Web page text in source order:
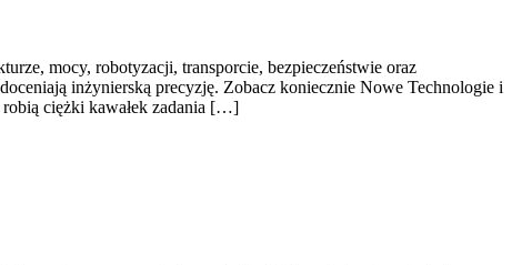
mocy, robotyzacji, transporcie, bezpieczeństwie oraz
inżynierską precyzję. Zobacz koniecznie Nowe Technologie i
robią ciężki kawałek zadania […]